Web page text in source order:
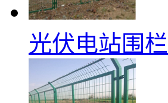
光伏电站围